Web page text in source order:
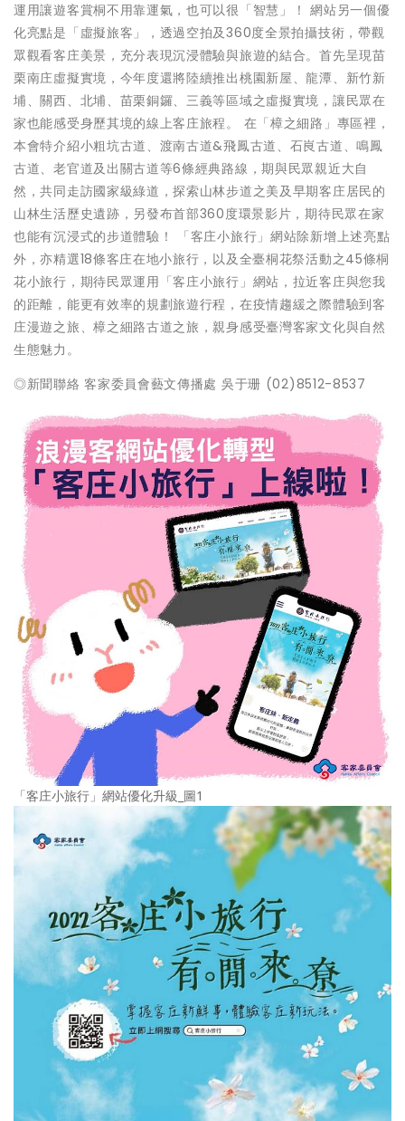
運用讓遊客賞桐不用靠運氣，也可以很「智慧」！ 網站另一個優
化亮點是「虛擬旅客」，透過空拍及360度全景拍攝技術，帶觀
眾觀看客庄美景，充分表現沉浸體驗與旅遊的結合。首先呈現苗
栗南庄虛擬實境，今年度還將陸續推出桃園新屋、龍潭、新竹新
埔、關西、北埔、苗栗銅鑼、三義等區域之虛擬實境，讓民眾在
家也能感受身歷其境的線上客庄旅程。 在「樟之細路」專區裡，
本會特介紹小粗坑古道、渡南古道&飛鳳古道、石峎古道、鳴鳳
古道、老官道及出關古道等6條經典路線，期與民眾親近大自
然，共同走訪國家級綠道，探索山林步道之美及早期客庄居民的
山林生活歷史遺跡，另發布首部360度環景影片，期待民眾在家
也能有沉浸式的步道體驗！ 「客庄小旅行」網站除新增上述亮點
外，亦精選18條客庄在地小旅行，以及全臺桐花祭活動之45條桐
花小旅行，期待民眾運用「客庄小旅行」網站，拉近客庄與您我
的距離，能更有效率的規劃旅遊行程，在疫情趨緩之際體驗到客
庄漫遊之旅、樟之細路古道之旅，親身感受臺灣客家文化與自然
生態魅力。
◎新聞聯絡 客家委員會藝文傳播處 吳于珊 (02)8512-8537
「客庄小旅行」網站優化升級_圖1